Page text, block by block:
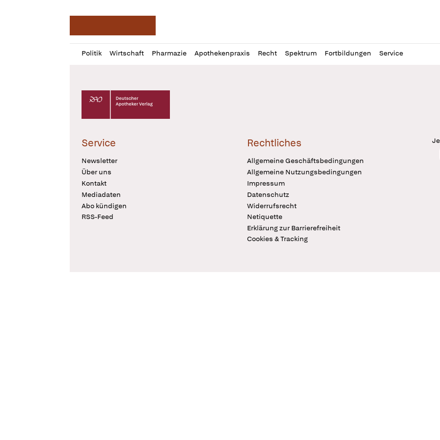
Politik Wirtschaft Pharmazie Apothekenpraxis Recht Spektrum Fortbildungen Service
Profil
öffnen
Daz
Pur
Deutscher Apotheker Verlag Logo
Service
Newsletter
Über uns
Kontakt
Mediadaten
Abo kündigen
RSS-Feed
Rechtliches
Allgemeine Geschäftsbedingungen
Allgemeine Nutzungsbedingungen
Impressum
Datenschutz
Widerrufsrecht
Netiquette
Erklärung zur Barrierefreiheit
Cookies & Tracking